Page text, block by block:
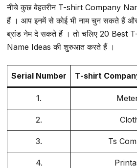
नीचे कुछ बेहतरीन T-shirt Company
हैं । आप इनमें से कोई भी नाम चुन सकते हैं
ब्रांड नेम दे सकते हैं । तो चलिए 20 Best
Name Ideas की शुरुआत करते हैं ।
Serial Number T-shirt
1.
2.
3. Ts
4.